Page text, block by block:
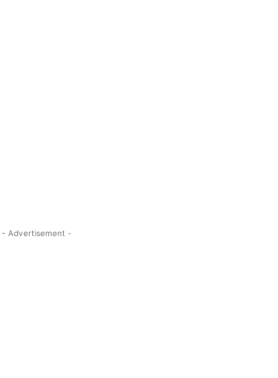
- Advertisement -